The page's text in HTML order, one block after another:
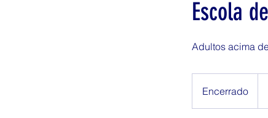
Escola
Adultos acima
Encerrado
n